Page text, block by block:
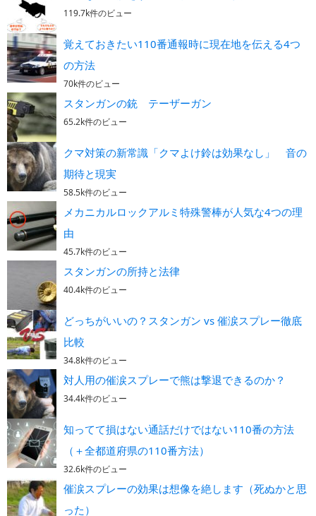
119.7k件のビュー
覚えておきたい110番通報時に現在地を伝える4つ
の方法
70k件のビュー
スタンガンの銃 テーザーガン
65.2k件のビュー
クマ対策の新常識「クマよけ鈴は効果なし」 音の
期待と現実
58.5k件のビュー
メカニカルロックアルミ特殊警棒が人気な4つの理
由
45.7k件のビュー
スタンガンの所持と法律
40.4k件のビュー
どっちがいいの？スタンガン vs 催涙スプレー徹底
比較
34.8k件のビュー
対人用の催涙スプレーで熊は撃退できるのか？
34.4k件のビュー
知ってて損はない通話だけではない110番の方法
（＋全都道府県の110番方法）
32.6k件のビュー
催涙スプレーの効果は想像を絶します（死ぬかと思
った）